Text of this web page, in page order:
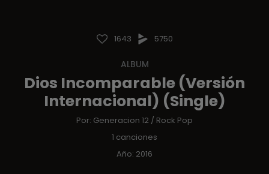
1643 5750
ALBUM
Dios Incomparable (Versión
Internacional) (Single)
Por: Generacion 12 / Rock Pop
1 canciones
Año: 2016